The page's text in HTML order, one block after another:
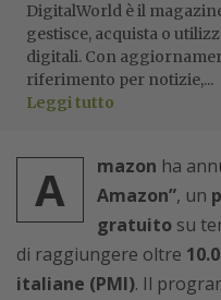
DigitalWorld è il
gestisce, acquista o
digitali. Con
riferimento per notizie,...
Leggi tutto
A mazon ha
Amazon”, un
gratuito su
di raggiungere oltre
italiane (PMI). Il